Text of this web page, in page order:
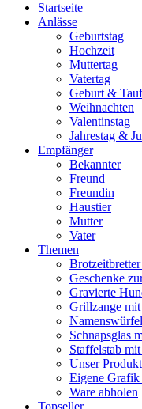
Startseite
Anlässe
Geburtstag
Hochzeit
Muttertag
Vatertag
Geburt &
Weihnachten
Valentinstag
Jahrestag &
Empfänger
Bekannter
Freund
Freundin
Haustier
Mutter
Vater
Themen
Geschenke
Gravierte
Grillzange
Schnapsglas
Staffelstab
Unser
Eigene Grafik
Ware abholen
Topseller